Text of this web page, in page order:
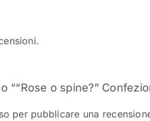
““Rose o spine?”
per pubblicare una